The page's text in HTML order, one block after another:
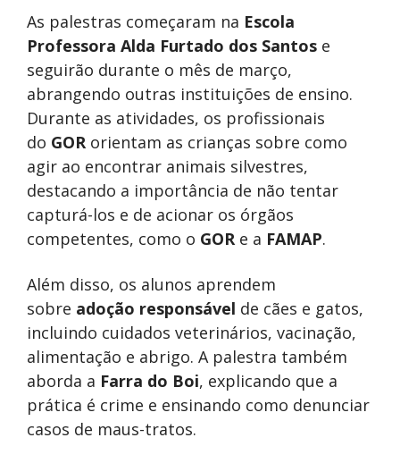
As palestras começaram na Escola
Professora Alda Furtado dos Santos e
seguirão durante o mês de março,
abrangendo outras instituições de ensino.
Durante as atividades, os profissionais
do GORorientam as crianças sobre como
agir ao encontrar animais silvestres,
destacando a importância de não tentar
capturá-los e de acionar os órgãos
competentes, como o GORe a FAMAP.
Além disso, os alunos aprendem
sobre adoção responsável de cães e gatos,
incluindo cuidados veterinários, vacinação,
alimentação e abrigo. A palestra também
aborda a Farra do Boi, explicando que a
prática é crime e ensinando como denunciar
casos de maus-tratos.